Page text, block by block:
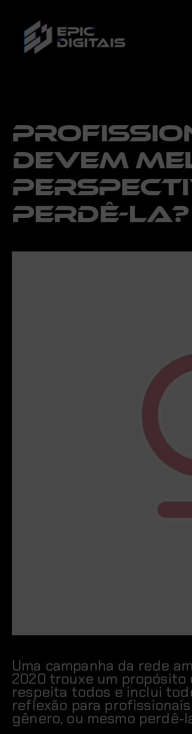
DEVEM
PERDÊ-LA?
Uma campanha da rede
2020 trouxe um propósito
respeita todos e inclui
reflexão para
gênero, ou mesmo perdê-